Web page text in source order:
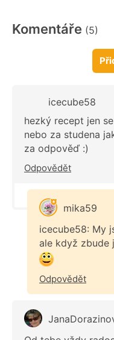
Komentáře (5)
icecube58
hezký recept jen
nebo za studena
za odpověď :)
Odpovědět
mika59
icecube58: My
ale když zbude
Odpovědět